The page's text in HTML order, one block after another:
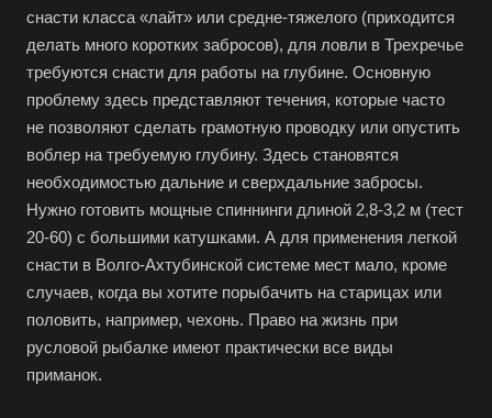
снасти класса «лайт» или средне-тяжелого (приходится
делать много коротких забросов), для ловли в Трехречье
требуются снасти для работы на глубине. Основную
проблему здесь представляют течения, которые часто
не позволяют сделать грамотную проводку или опустить
воблер на требуемую глубину. Здесь становятся
необходимостью дальние и сверхдальние забросы.
Нужно готовить мощные спиннинги длиной 2,8-3,2 м (тест
20-60) с большими катушками. А для применения легкой
снасти в Волго-Ахтубинской системе мест мало, кроме
случаев, когда вы хотите порыбачить на старицах или
половить, например, чехонь. Право на жизнь при
русловой рыбалке имеют практически все виды
приманок.